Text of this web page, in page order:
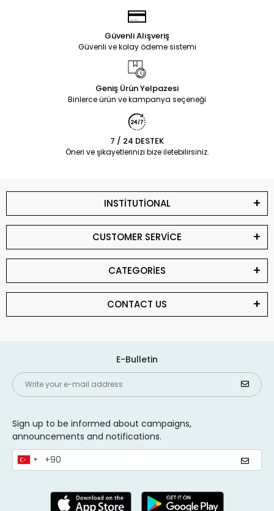
Güvenli Alışveriş
Güvenli ve kolay ödeme sistemi
Geniş Ürün Yelpazesi
Binlerce ürün ve kampanya seçeneği
7 / 24 DESTEK
Öneri ve şikayetlerinizi bize iletebilirsiniz.
INSTİTUTİONAL
CUSTOMER SERVİCE
CATEGORİES
CONTACT US
E-Bulletin
Sign up to be informed about campaigns,
announcements and notifications.